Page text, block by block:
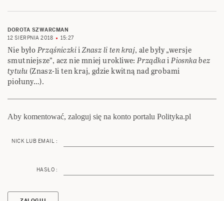
DOROTA SZWARCMAN
12 SIERPNIA 2018
15:27
Nie byłoPrząśniczkiiZnasz li ten kraj, ale były „wersje
smutniejsze”, acz nie mniej urokliwe:PrządkaiPiosnka bez
tytułu (Znasz-li ten kraj, gdzie kwitną nad grobami
piołuny…).
Aby komentować, zaloguj się na konto portalu Polityka.pl
NICK LUB EMAIL :
HASŁO :